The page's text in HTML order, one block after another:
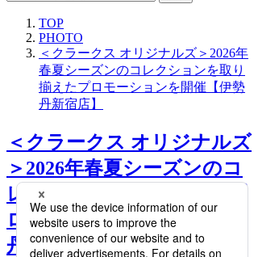
TOP
PHOTO
＜クラークス オリジナルズ＞2026年
春夏シーズンのコレクションを取り
揃えたプロモーションを開催【伊勢
丹新宿店】
＜クラークス オリジナルズ
＞2026年春夏シーズンのコ
レクションを取り揃えたプ
ロモーションを開催【伊勢
丹新宿店】 >>